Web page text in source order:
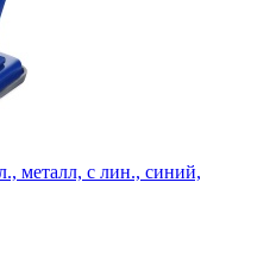
металл, с лин., синий,